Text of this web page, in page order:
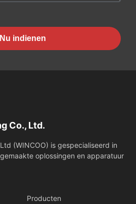
Nu indienen
Co., Ltd.
(WINCOO) is gespecialiseerd in
oplossingen en apparatuur
Producten